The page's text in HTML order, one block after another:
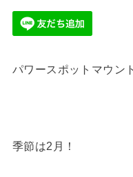
パワースポットマウン
季節は2月！